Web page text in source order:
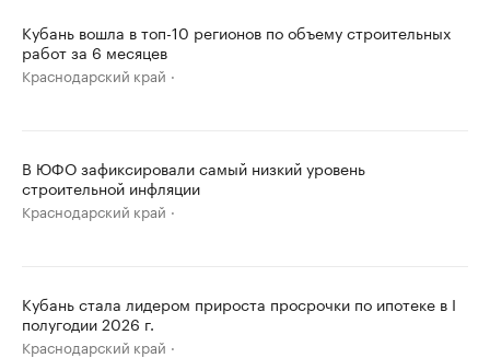
Кубань вошла в топ-10 регионов по объему строительных
работ за 6 месяцев
Краснодарский край
В ЮФО зафиксировали самый низкий уровень
строительной инфляции
Краснодарский край
Кубань стала лидером прироста просрочки по ипотеке в I
полугодии 2026 г.
Краснодарский край